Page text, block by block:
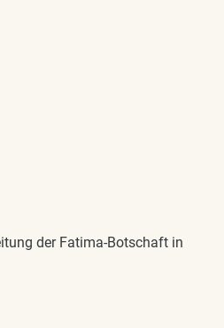
der Fatima-Botschaft in